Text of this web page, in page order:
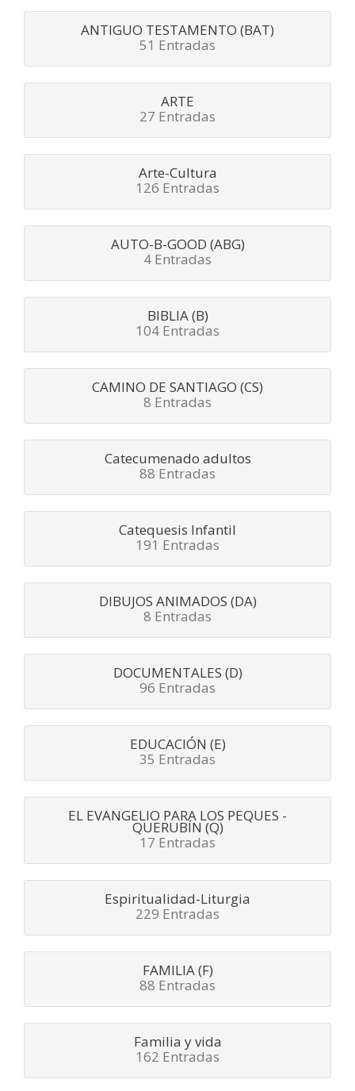
ANTIGUO TESTAMENTO (BAT)
51 Entradas
ARTE
27 Entradas
Arte-Cultura
126 Entradas
AUTO-B-GOOD (ABG)
4 Entradas
BIBLIA (B)
104 Entradas
CAMINO DE SANTIAGO (CS)
8 Entradas
Catecumenado adultos
88 Entradas
Catequesis Infantil
191 Entradas
DIBUJOS ANIMADOS (DA)
8 Entradas
DOCUMENTALES (D)
96 Entradas
EDUCACIÓN (E)
35 Entradas
EL EVANGELIO PARA LOS PEQUES -
QUERUBÍN (Q)
17 Entradas
Espiritualidad-Liturgia
229 Entradas
FAMILIA (F)
88 Entradas
Familia y vida
162 Entradas